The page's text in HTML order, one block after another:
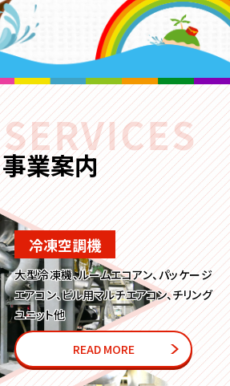
事業案内
冷凍空調機
大型冷凍機、ルームエコアン、パッケージ
エアコン、ビル用マルチエアコン、チリング
ユニット他
READ MORE